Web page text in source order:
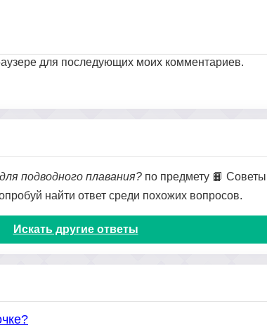
для последующих моих комментариев.
подводного плавания? по предмету 📙
найти ответ среди похожих вопросов.
Искать другие ответы